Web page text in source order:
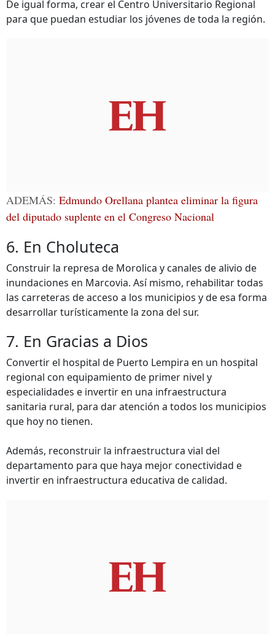
De igual forma, crear el Centro Universitario Regional
para que puedan estudiar los jóvenes de toda la región.
ADEMÁS: Edmundo Orellana plantea eliminar la figura
del diputado suplente en el Congreso Nacional
6. En Choluteca
Construir la represa de Morolica y canales de alivio de
inundaciones en Marcovia. Así mismo, rehabilitar todas
las carreteras de acceso a los municipios y de esa forma
desarrollar turísticamente la zona del sur.
7. En Gracias a Dios
Convertir el hospital de Puerto Lempira en un hospital
regional con equipamiento de primer nivel y
especialidades e invertir en una infraestructura
sanitaria rural, para dar atención a todos los municipios
que hoy no tienen.
Además, reconstruir la infraestructura vial del
departamento para que haya mejor conectividad e
invertir en infraestructura educativa de calidad.